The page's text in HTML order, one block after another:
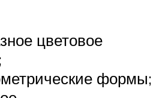
цветовое
формы;